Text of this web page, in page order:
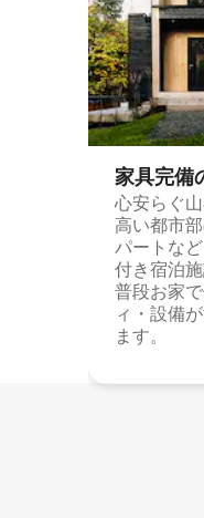
家具完備
心安らぐ
高い都市
パートな
付き宿泊
普段お家
ィ・設備
ます。